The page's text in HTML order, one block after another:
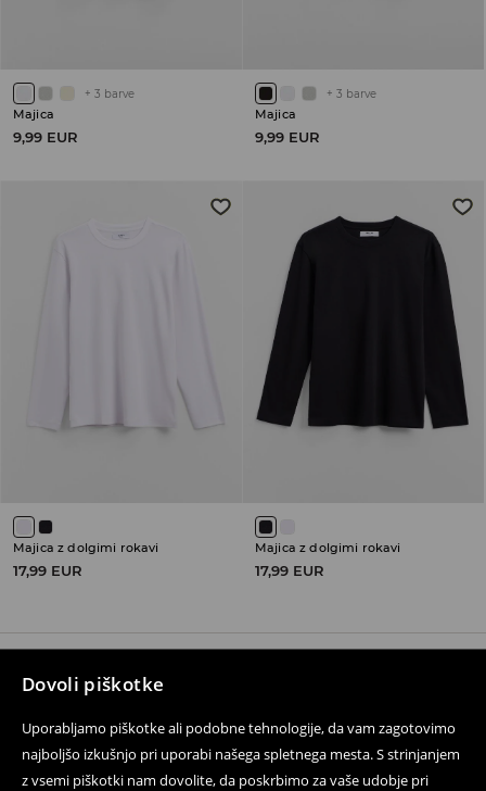
Dovoli piškotke
Uporabljamo piškotke ali podobne tehnologije, da vam zagotovimo
najboljšo izkušnjo pri uporabi našega spletnega mesta. S strinjanjem
z vsemi piškotki nam dovolite, da poskrbimo za vaše udobje pri
+ 3 barve
Majica
9,99 EUR
+ 3 barve
Majica
9,99 EUR
Majica z dolgimi rokavi
17,99 EUR
Majica z dolgimi rokavi
17,99 EUR
Pomoč in kontakt